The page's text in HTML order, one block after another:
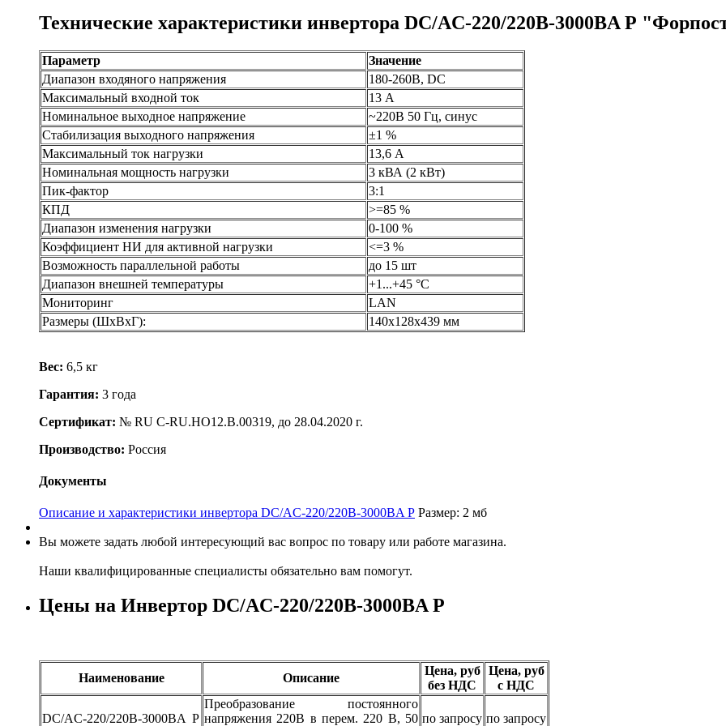
Технические характеристики инвертора DC/AC-220/220B-3000BA Р
Параметр
Значение
Диапазон входяного напряжения
180-260В, DC
Максимальный входной ток
13 А
Номинальное выходное напряжение
~220В 50 Гц, синус
Стабилизация выходного напряжения
±1 %
Максимальный ток нагрузки
13,6 А
Номинальная мощность нагрузки
3 кВА (2 кВт)
Пик-фактор
3:1
КПД
>=85 %
Диапазон изменения нагрузки
0-100 %
Коэффициент НИ для активной нагрузки
<=3 %
Возможность параллельной работы
до 15 шт
Диапазон внешней температуры
+1...+45 °С
Мониторинг
LAN
Размеры (ШхВхГ):
140х128х439 мм
Вес: 6,5 кг
Гарантия: 3 года
Сертификат: № RU C-RU.HO12.B.00319, до 28.04.2020 г.
Производство: Россия
Документы
Описание и характеристики инвертора DC/AC-220/220B-3000BA Р Размер: 2 мб
Вы можете задать любой интересующий вас вопрос по товару или работе магазина.
Наши квалифицированные специалисты обязательно вам помогут.
Цены на Инвертор DC/AC-220/220B-3000BA Р
Наименование Описание
Цена, руб
без НДС
Цена, руб
с НДС
DC/AC-220/220B-3000BA P
Преобразование постоянного
напряжения 220В в перем. 220 В, 50 по запросу по запросу